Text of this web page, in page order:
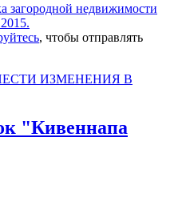
загородной недвижимости
, чтобы отправлять
ВНЕСТИ ИЗМЕНЕНИЯ В
"Кивеннапа